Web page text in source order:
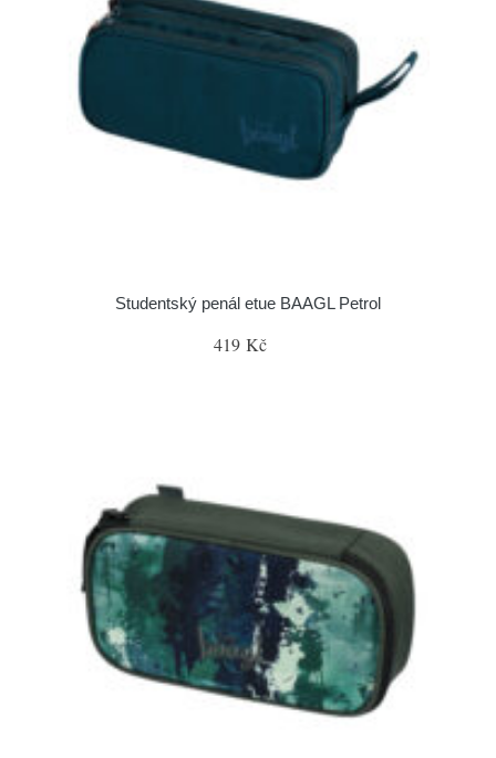
Studentský penál etue BAAGL Petrol
419 Kč